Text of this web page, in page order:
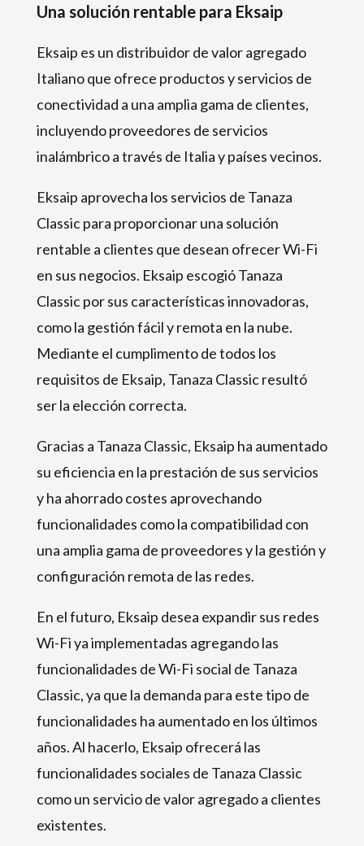
Una solución rentable para Eksaip
Eksaip es un distribuidor de valor agregado
Italiano que ofrece productos y servicios de
conectividad a una amplia gama de clientes,
incluyendo proveedores de servicios
inalámbrico a través de Italia y países vecinos.
Eksaip aprovecha los servicios de Tanaza
Classic para proporcionar una solución
rentable a clientes que desean ofrecer Wi-Fi
en sus negocios. Eksaip escogió Tanaza
Classic por sus características innovadoras,
como la gestión fácil y remota en la nube.
Mediante el cumplimento de todos los
requisitos de Eksaip, Tanaza Classic resultó
ser la elección correcta.
Gracias a Tanaza Classic, Eksaip ha aumentado
su eficiencia en la prestación de sus servicios
y ha ahorrado costes aprovechando
funcionalidades como la compatibilidad con
una amplia gama de proveedores y la gestión y
configuración remota de las redes.
En el futuro, Eksaip desea expandir sus redes
Wi-Fi ya implementadas agregando las
funcionalidades de Wi-Fi social de Tanaza
Classic, ya que la demanda para este tipo de
funcionalidades ha aumentado en los últimos
años. Al hacerlo, Eksaip ofrecerá las
funcionalidades sociales de Tanaza Classic
como un servicio de valor agregado a clientes
existentes.